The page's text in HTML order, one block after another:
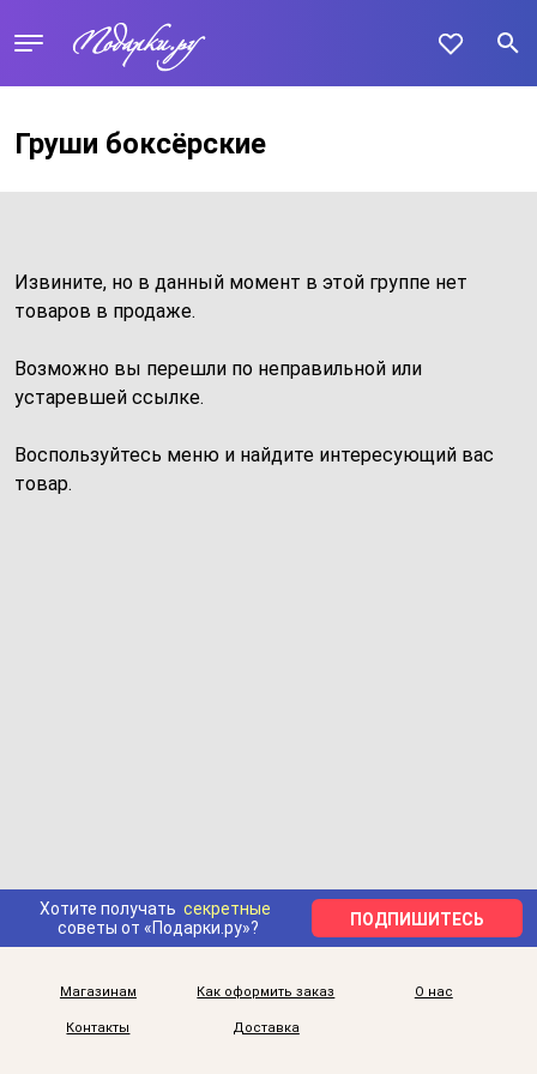
Груши боксёрские
Извините, но в данный момент в этой группе нет
товаров в продаже.
Возможно вы перешли по неправильной или
устаревшей ссылке.
Воспользуйтесь меню и найдите интересующий вас
товар.
Хотите получать секретные
советы от «Подарки.ру»?
ПОДПИШИТЕСЬ
Магазинам Как оформить заказ О нас
Контакты Доставка